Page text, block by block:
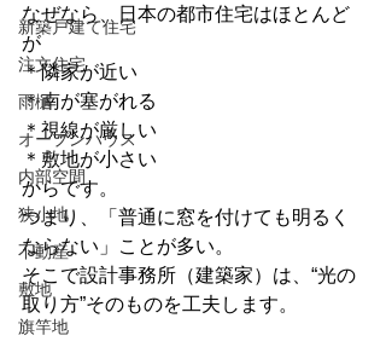
新築戸建て住宅
注文住宅
雨樋
オープンハウス
内部空間
狭小地
不動産
敷地
旗竿地
なぜなら、日本の都市住宅はほとんど
が
＊隣家が近い
＊南が塞がれる
＊視線が厳しい
＊敷地が小さい
からです。
つまり、「普通に窓を付けても明るく
ならない」ことが多い。
そこで設計事務所（建築家）は、“光の
取り方”そのものを工夫します。